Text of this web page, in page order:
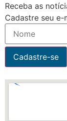
Receba as
Cadastre seu e-